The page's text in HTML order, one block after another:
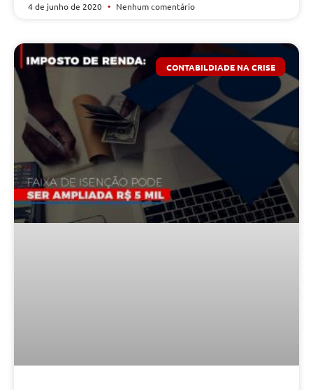
4 de junho de 2020 Nenhum comentário
CONTABILDIADE NA CRISE